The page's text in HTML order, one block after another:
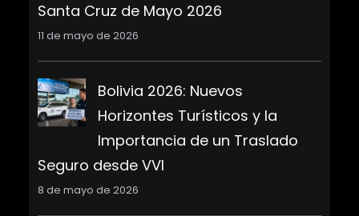
Santa Cruz de Mayo 2026
11 de mayo de 2026
Bolivia 2026: Nuevos
Horizontes Turísticos y la
Importancia de un Traslado
Seguro desde VVI
8 de mayo de 2026